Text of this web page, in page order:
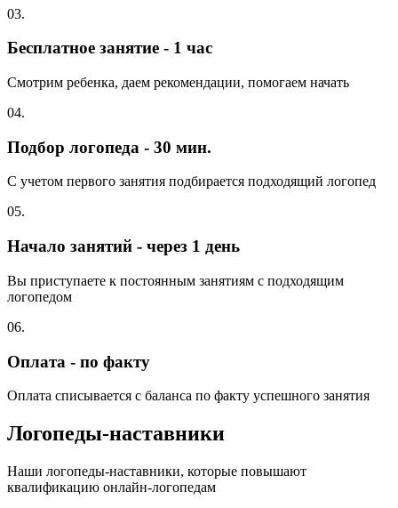
03.
Бесплатное занятие - 1 час
Смотрим ребенка, даем рекомендации, помогаем начать
04.
Подбор логопеда - 30 мин.
С учетом первого занятия подбирается подходящий логопед
05.
Начало занятий - через 1 день
Вы приступаете к постоянным занятиям с подходящим
логопедом
06.
Оплата - по факту
Оплата списывается с баланса по факту успешного занятия
Логопеды-наставники
Наши логопеды-наставники, которые повышают
квалификацию онлайн-логопедам